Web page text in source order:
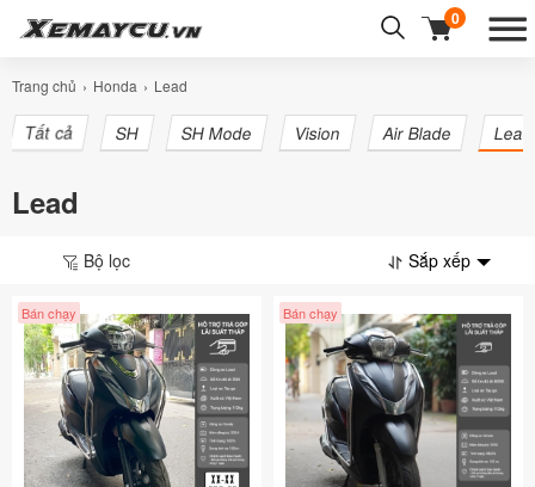
0
Trang chủ Honda Lead
Tất cả SH SH Mode Vision Air Blade Lead
Lead
Bộ lọc Sắp xếp
Bán chạy Bán chạy